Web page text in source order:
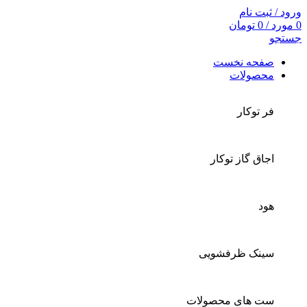
ورود / ثبت نام
0 مورد/
0 تومان
جستجو
صفحه نخست
محصولات
فر توکار
اجاق گاز توکار
هود
سینک ظرفشویی
ست های محصولات